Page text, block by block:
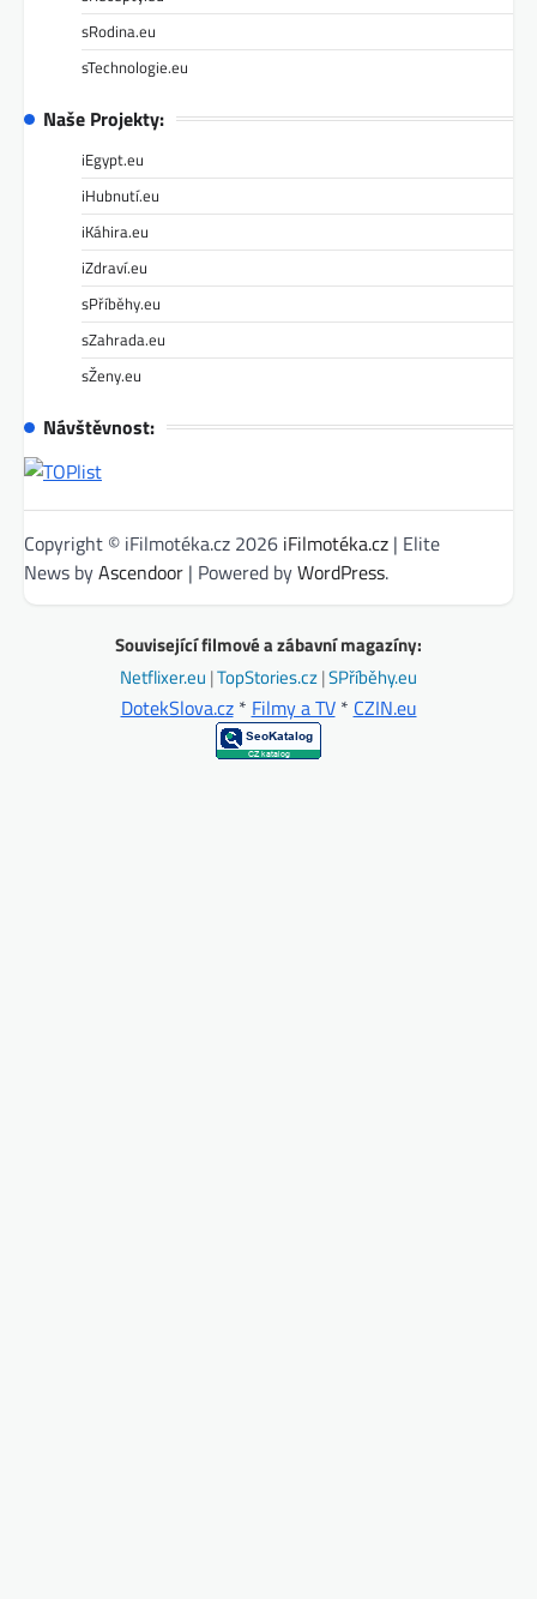
sRodina.eu
sTechnologie.eu
Naše Projekty:
iEgypt.eu
iHubnutí.eu
iKáhira.eu
iZdraví.eu
sPříběhy.eu
sZahrada.eu
sŽeny.eu
Návštěvnost:
Copyright © iFilmotéka.cz 2026 iFilmotéka.cz | Elite
News byAscendoor | Powered byWordPress.
Související filmové a zábavní magazíny:
Netflixer.eu |TopStories.cz|SPříběhy.eu
DotekSlova.cz* Filmy a TV* CZIN.eu